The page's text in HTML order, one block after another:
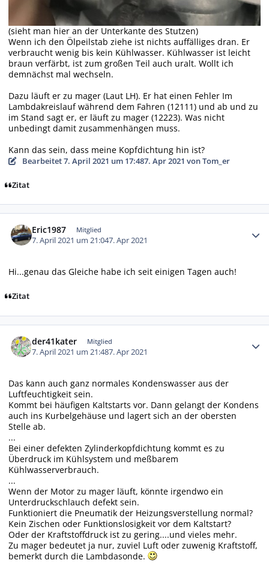
(sieht man hier an der Unterkante des Stutzen)
Wenn ich den Ölpeilstab ziehe ist nichts auffälliges dran. Er
verbraucht wenig bis kein Kühlwasser. Kühlwasser ist leicht
braun verfärbt, ist zum großen Teil auch uralt. Wollt ich
demnächst mal wechseln.
Dazu läuft er zu mager (Laut LH). Er hat einen Fehler Im
Lambdakreislauf während dem Fahren (12111) und ab und zu
im Stand sagt er, er läuft zu mager (12223). Was nicht
unbedingt damit zusammenhängen muss.
Kann das sein, dass meine Kopfdichtung hin ist?
Bearbeitet7. April 2021 um 17:487. Apr 2021 von Tom_er
Zitat
Eric1987 Mitglied
7. April 2021 um 21:047. Apr 2021
Hi...genau das Gleiche habe ich seit einigen Tagen auch!
Zitat
der41kater Mitglied
7. April 2021 um 21:487. Apr 2021
Das kann auch ganz normales Kondenswasser aus der
Luftfeuchtigkeit sein.
Kommt bei häufigen Kaltstarts vor. Dann gelangt der Kondens
auch ins Kurbelgehäuse und lagert sich an der obersten
Stelle ab.
...
Bei einer defekten Zylinderkopfdichtung kommt es zu
Überdruck im Kühlsystem und meßbarem
Kühlwasserverbrauch.
...
Wenn der Motor zu mager läuft, könnte irgendwo ein
Unterdruckschlauch defekt sein.
Funktioniert die Pneumatik der Heizungsverstellung normal?
Kein Zischen oder Funktionslosigkeit vor dem Kaltstart?
Oder der Kraftstoffdruck ist zu gering....und vieles mehr.
Zu mager bedeutet ja nur, zuviel Luft oder zuwenig Kraftstoff,
bemerkt durch die Lambdasonde.